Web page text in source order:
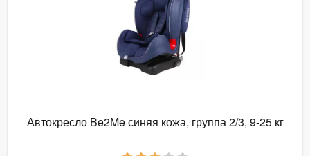
Автокресло Be2Me синяя кожа, группа 2/3, 9-25 кг